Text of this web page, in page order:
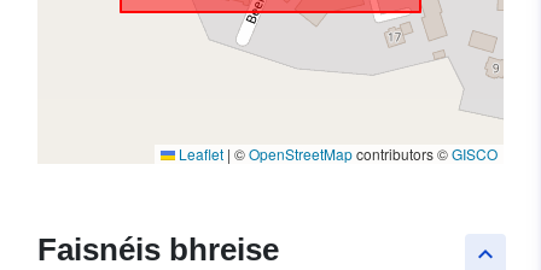
Leaflet | ©OpenStreetMapcontributors ©GISCO
keyboard_arrow_up
Faisnéis bhreise